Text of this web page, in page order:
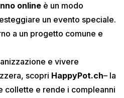
online è un modo
un evento speciale.
a un progetto comune e
e vivere
scopri HappyPot.ch– la
collette e rende i compleanni